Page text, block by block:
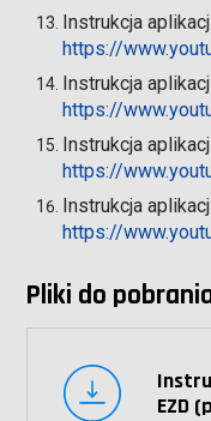
Instrukcja
https://
Instrukcja
https://
Instrukcja
https://
Instrukcja
https://
Pliki do
EZD